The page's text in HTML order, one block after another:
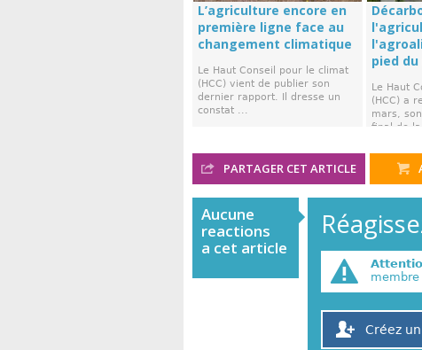
L’agriculture encore en
première ligne face au
changement climatique
Le Haut Conseil pour le climat
(HCC) vient de publier son
dernier rapport. Il dresse un
constat ...
pied
Le Haut
(HCC) a
mars,
final de la
PARTAGER CET ARTICLE
Aucune
reactions
a cet article
Créez